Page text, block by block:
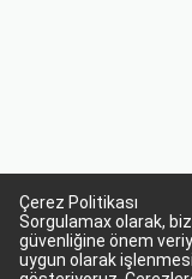
Çerez Politikası
Sorgulamax olarak,
güvenliğine önem
uygun olarak